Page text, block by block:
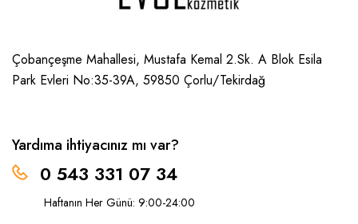
Çobançeşme Mahallesi, Mustafa Kemal 2.Sk. A Blok Esila
Park Evleri No:35-39A, 59850 Çorlu/Tekirdağ
Yardıma ihtiyacınız mı var?
0 543 331 07 34
Haftanın Her Günü: 9:00-24:00